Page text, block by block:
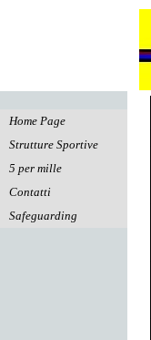
Salta menù
Home Page
Strutture Sportive
5 per mille
Contatti
Safeguarding